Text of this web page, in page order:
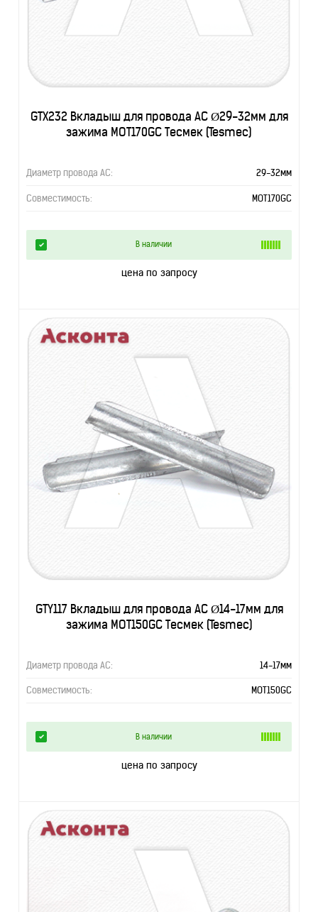
GTX232 Вкладыш для провода АС Ø29-32мм для
зажима MOT170GC Тесмек (Tesmec)
Диаметр провода АС: 29-32мм
Совместимость: MOT170GC
В наличии
цена по запросу
GTY117 Вкладыш для провода АС Ø14-17мм для
зажима MOT150GC Тесмек (Tesmec)
Диаметр провода АС: 14-17мм
Совместимость: MOT150GC
В наличии
цена по запросу